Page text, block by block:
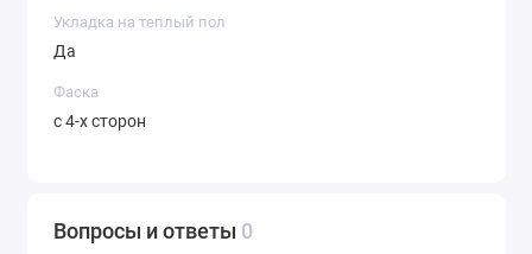
Укладка на теплый пол
Да
Фаска
с 4-х сторон
Вопросы и ответы 0